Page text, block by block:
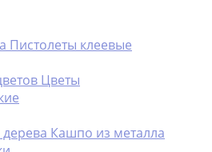
Пистолеты клеевые
Цветы
Кашпо из металла